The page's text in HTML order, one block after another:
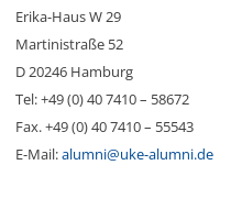
Erika-Haus W 29
Martinistraße 52
D 20246 Hamburg
Tel: +49 (0) 40 7410 – 58672
Fax. +49 (0) 40 7410 – 55543
E-Mail:alumni@uke-alumni.de